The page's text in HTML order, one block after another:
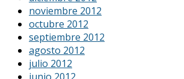
noviembre 2012
octubre 2012
septiembre 2012
agosto 2012
julio 2012